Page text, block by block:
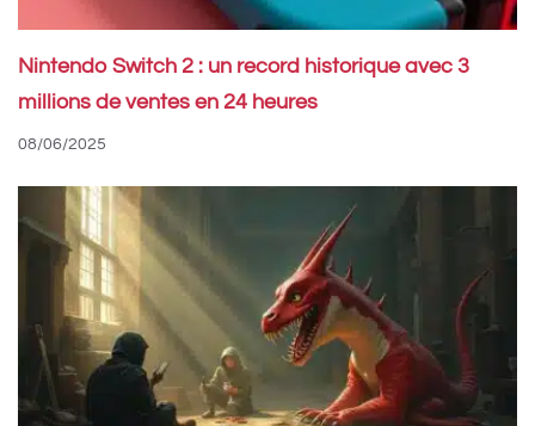
Nintendo Switch 2 : un record historique avec 3
millions de ventes en 24 heures
08/06/2025